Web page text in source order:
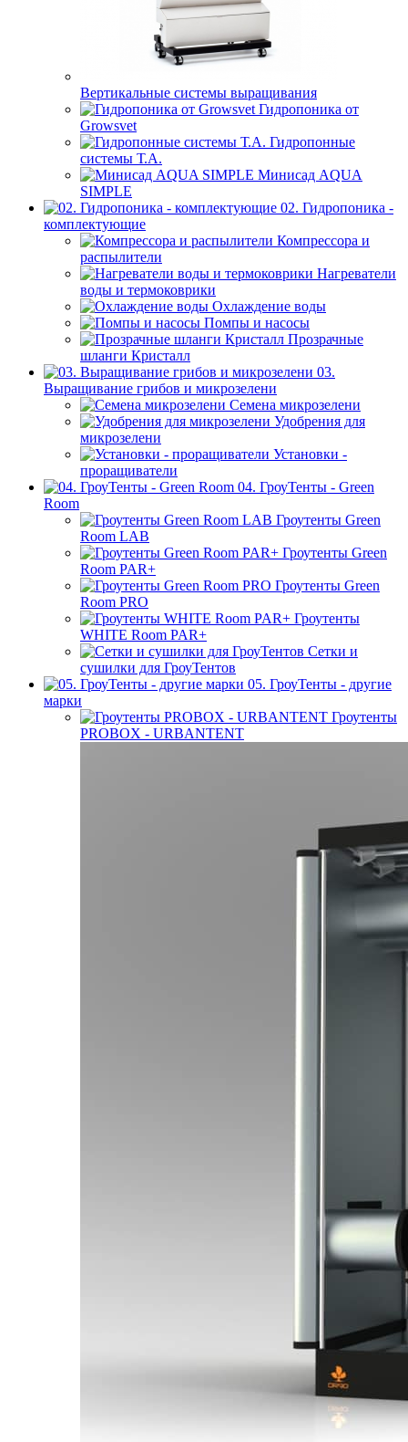
Вертикальные системы выращивания
Гидропоника от
Growsvet
Гидропонные
системы Т.A.
Минисад AQUA
SIMPLE
02. Гидропоника -
комплектующие
Компрессора и
распылители
Нагреватели
воды и термоковрики
Охлаждение воды
Помпы и насосы
Прозрачные
шланги Кристалл
03.
Выращивание грибов и микрозелени
Семена микрозелени
Удобрения для
микрозелени
Установки -
проращиватели
04. ГроуТенты - Green
Room
Гроутенты Green
Room LAB
Гроутенты Green
Room PAR+
Гроутенты Green
Room PRO
Гроутенты
WHITE Room PAR+
Сетки и
сушилки для ГроуТентов
05. ГроуТенты - другие
марки
Гроутенты
PROBOX - URBANTENT